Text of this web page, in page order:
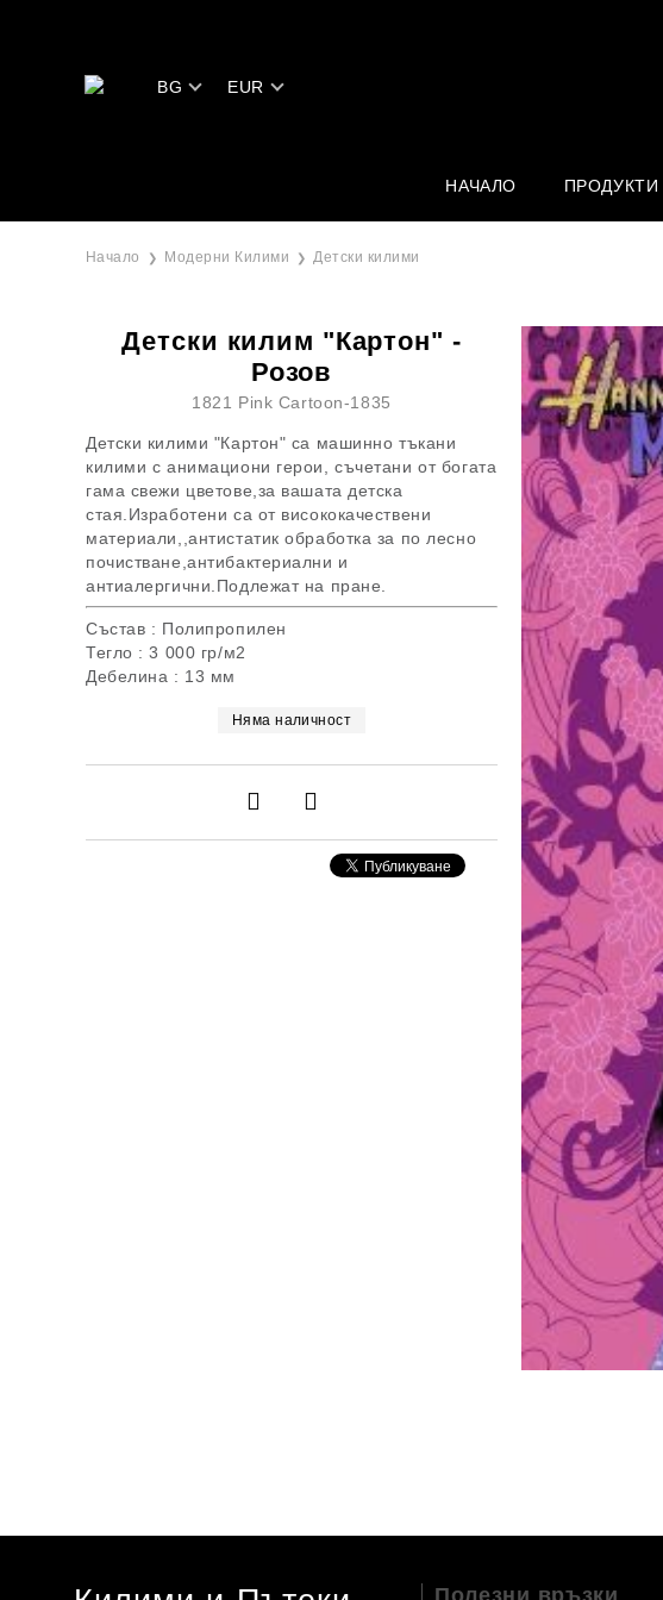
BG EUR
НАЧАЛО ПРОДУКТИ
Начало Модерни Килими Детски килими
Детски килим "Картон" -
Розов
1821 Pink Cartoon-1835
Детски килими "Картон" са машинно тъкани
килими с анимациони герои, съчетани от богата
гама свежи цветове,за вашата детска
стая.Изработени са от висококачествени
материали,,антистатик обработка за по лесно
почистване,антибактериални и
антиалергични.Подлежат на пране.
Състав : Полипропилен
Тегло : 3 000 гр/м2
Дебелина : 13 мм
Няма наличност
Полезни връзки